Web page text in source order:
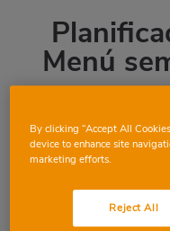
Menú
Te
Nutrición y de la
¿Cuántos
By clicking “Accept All
device to enhance site
marketing efforts.
Reject All